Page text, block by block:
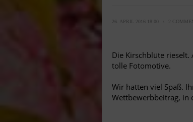
26. APRIL 2016 18:00 2
Die Kirschblüte
tolle Fotomotive.
Wir hatten viel Spaß.
Wettbewerbbeitrag, in